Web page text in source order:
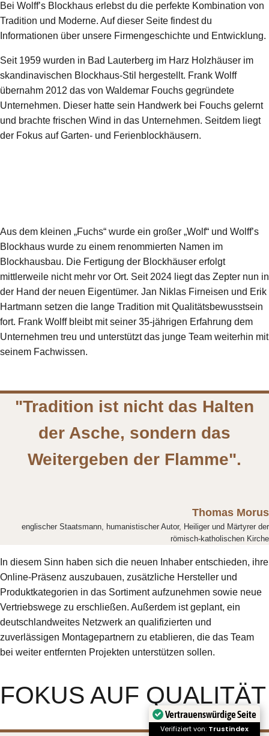
Bei Wolff’s Blockhaus erlebst du die perfekte Kombination von
Tradition und Moderne. Auf dieser Seite findest du
Informationen über unsere Firmengeschichte und Entwicklung.
Seit 1959 wurden in Bad Lauterberg im Harz Holzhäuser im
skandinavischen Blockhaus-Stil hergestellt. Frank Wolff
übernahm 2012 das von Waldemar Fouchs gegründete
Unternehmen. Dieser hatte sein Handwerk bei Fouchs gelernt
und brachte frischen Wind in das Unternehmen. Seitdem liegt
der Fokus auf Garten- und Ferienblockhäusern.
Aus dem kleinen „Fuchs“ wurde ein großer „Wolf“ und Wolff’s
Blockhaus wurde zu einem renommierten Namen im
Blockhausbau. Die Fertigung der Blockhäuser erfolgt
mittlerweile nicht mehr vor Ort. Seit 2024 liegt das Zepter nun in
der Hand der neuen Eigentümer. Jan Niklas Firneisen und Erik
Hartmann setzen die lange Tradition mit Qualitätsbewusstsein
fort. Frank Wolff bleibt mit seiner 35-jährigen Erfahrung dem
Unternehmen treu und unterstützt das junge Team weiterhin mit
seinem Fachwissen.
"Tradition ist nicht das Halten
der Asche, sondern das
Weitergeben der Flamme".
Thomas Morus
englischer Staatsmann, humanistischer Autor, Heiliger und Märtyrer der
römisch-katholischen Kirche
In diesem Sinn haben sich die neuen Inhaber entschieden, ihre
Online-Präsenz auszubauen, zusätzliche Hersteller und
Produktkategorien in das Sortiment aufzunehmen sowie neue
Vertriebswege zu erschließen. Außerdem ist geplant, ein
deutschlandweites Netzwerk an qualifizierten und
zuverlässigen Montagepartnern zu etablieren, die das Team
bei weiter entfernten Projekten unterstützen sollen.
FOKUS AUF QUALITÄT
Vertrauenswürdige Seite
Verifiziert von: Trustindex